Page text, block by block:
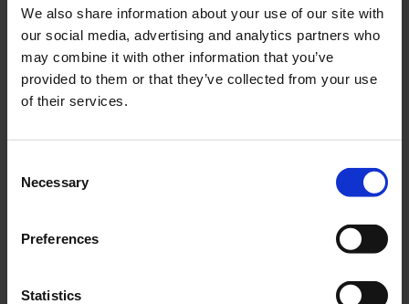
We also share information about your use of our site with
our social media, advertising and analytics partners who
may combine it with other information that you’ve
provided to them or that they’ve collected from your use
of their services.
Selection
Necessary
Preferences
Statistics
-- veuillez sélectionner
Votre pays *
France
Comment avez-vous entendu parler de nous?